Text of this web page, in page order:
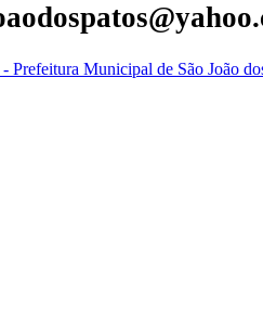
Prefeitura Municipal de São João